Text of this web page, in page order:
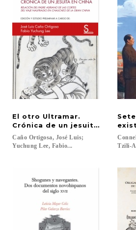
El otro Ultramar.
Crónica de un jesuita en China
Caño Ortigosa, José Luis;
Yuchung Lee, Fabio...
Tzili-